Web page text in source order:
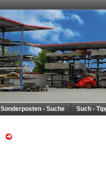
Sonderposten - Suche Such -